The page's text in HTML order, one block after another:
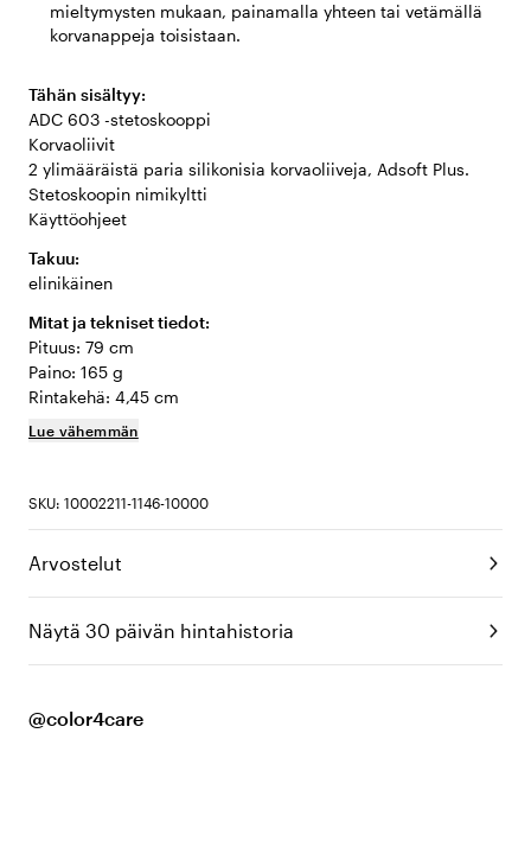
mieltymysten mukaan, painamalla yhteen tai vetämällä
korvanappeja toisistaan.
Tähän sisältyy:
ADC 603 -stetoskooppi
Korvaoliivit
2 ylimääräistä paria silikonisia korvaoliiveja, Adsoft Plus.
Stetoskoopin nimikyltti
Käyttöohjeet
Takuu:
elinikäinen
Mitat ja tekniset tiedot:
Pituus: 79 cm
Paino: 165 g
Rintakehä: 4,45 cm
Lue vähemmän
SKU: 10002211-1146-10000
Arvostelut
Näytä 30 päivän hintahistoria
@color4care